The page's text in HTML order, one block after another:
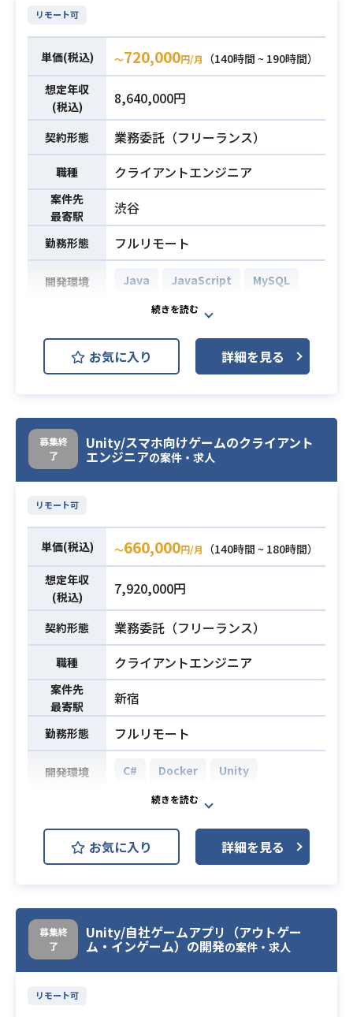
・3Dキャラクターの制御開発経験
リモート可
単価(税込) 〜720,000円/月
（140時間 ~ 190時間）
想定年収
(税込)
8,640,000円
契約形態 業務委託（フリーランス）
職種 クライアントエンジニア
案件先
最寄駅
渋谷
勤務形態 フルリモート
開発環境 Java JavaScript MySQL
業務内容
【仕事内容】
下記の業務を担っていただく想定で
す。
運営中既存ソーシャルゲームタイト
※詳細は面談時にお伝えします。
必須スキル
・Javaでのコーディング経験
経験
・MySQLを使用したDAOプログラム
の経験
・開発ツールEclipse及びビルドツー
ルAntの使用経験
お気に入り 詳細を見る
募集終
了
Unity/スマホ向けゲームのクライアント
エンジニアの案件・求人
リモート可
単価(税込) 〜660,000円/月
（140時間 ~ 180時間）
想定年収
(税込)
7,920,000円
契約形態 業務委託（フリーランス）
職種 クライアントエンジニア
案件先
最寄駅
新宿
勤務形態 フルリモート
開発環境 C# Docker Unity
業務内容
スマートフォン向けゲームのクライ
アントエンジニアとして、ゲーム内
コンテンツや3Dキャラクターモデル
を用いた戦闘システムの実装を担当
仕様相談から要件定義、期間の見積
もり、実装まで一貫して携わる役割
です。
下記の業務を担っていただく想定で
お気に入り 詳細を見る
募集終
了
Unity/自社ゲームアプリ（アウトゲー
ム・インゲーム）の開発の案件・求人
リモート可